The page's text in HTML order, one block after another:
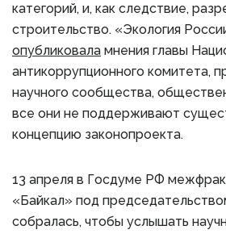
категорий, и, как следствие,
строительство. «Экология
опубликовала мнения главы
антикоррупционного комитета,
научного сообщества,
все они не поддерживают
концепцию законопроекта.
13 апреля в Госдуме РФ
«Байкал» под
собралась, чтобы услышать